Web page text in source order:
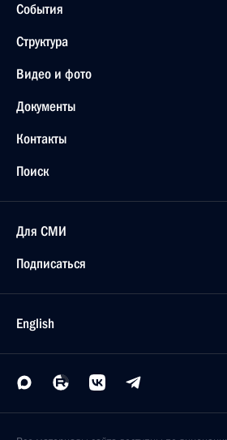
События
Структура
Видео и фото
Документы
Контакты
Поиск
Для СМИ
Подписаться
English